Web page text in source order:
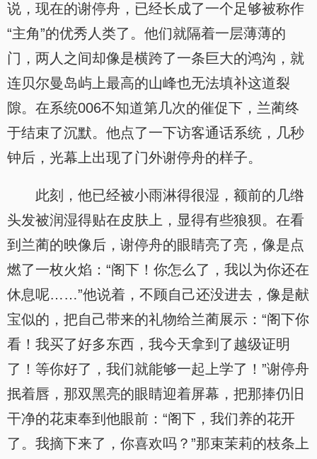
说，现在的谢停舟，已经长成了一个足够被称作
“主角”的优秀人类了。他们就隔着一层薄薄的
门，两人之间却像是横跨了一条巨大的鸿沟，就
连贝尔曼岛屿上最高的山峰也无法填补这道裂
隙。在系统006不知道第几次的催促下，兰蔺终
于结束了沉默。他点了一下访客通话系统，几秒
钟后，光幕上出现了门外谢停舟的样子。
此刻，他已经被小雨淋得很湿，额前的几绺
头发被润湿得贴在皮肤上，显得有些狼狈。在看
到兰蔺的映像后，谢停舟的眼睛亮了亮，像是点
燃了一枚火焰：“阁下！你怎么了，我以为你还在
休息呢……”他说着，不顾自己还没进去，像是献
宝似的，把自己带来的礼物给兰蔺展示：“阁下你
看！我买了好多东西，我今天拿到了越级证明
了！等你好了，我们就能够一起上学了！”谢停舟
抿着唇，那双黑亮的眼睛迎着屏幕，把那捧仍旧
干净的花束奉到他眼前：“阁下，我们养的花开
了。我摘下来了，你喜欢吗？”那束茉莉的枝条上